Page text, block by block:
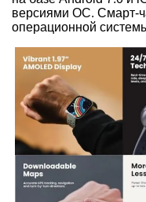
версиями ОС. Смарт-
операционной